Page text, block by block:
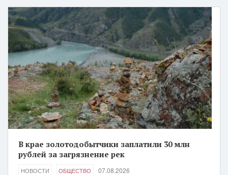
В крае золотодобытчики заплатили 30 млн
рублей за загрязнение рек
НОВОСТИ ОБЩЕСТВО 07.08.2026